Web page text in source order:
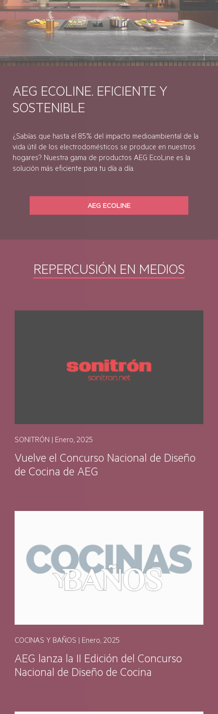
AEG ECOLINE. EFICIENTE Y
¿Sabías que hasta el 85% del impacto medioambiental de la
vida útil de los electrodomésticos se produce en nuestros
hogares? Nuestra gama de productos AEG EcoLine es la
REPERCUSIÓN EN MEDIOS
SONITRÓN | Enero, 2025
Vuelve el Concurso Nacional de Diseño
COCINAS Y BAÑOS | Enero, 2025
AEG lanza la II Edición del Concurso